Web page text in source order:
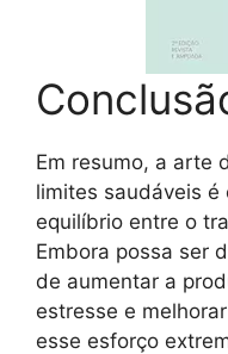
Em resumo, a arte
limites saudáveis é
equilíbrio entre o
Embora possa ser
de aumentar a
estresse e
esse esforço